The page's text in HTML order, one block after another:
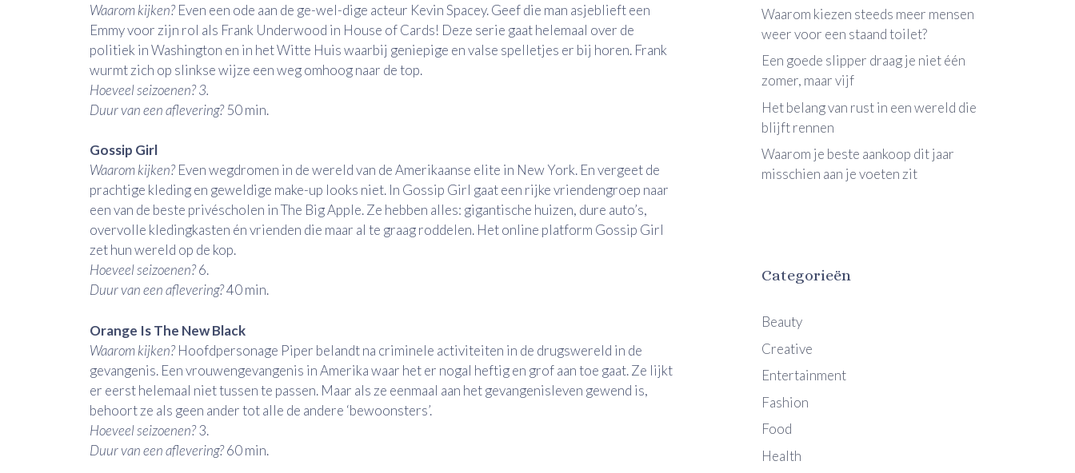
Waarom kijken?Even een ode aan de ge-wel-dige acteur Kevin Spacey. Geef die man asjeblieft een
Emmy voor zijn rol als Frank Underwood in House of Cards! Deze serie gaat helemaal over de
politiek in Washington en in het Witte Huis waarbij geniepige en valse spelletjes er bij horen. Frank
wurmt zich op slinkse wijze een weg omhoog naar de top.
Hoeveel seizoenen?3.
Duur van een aflevering?50 min.
Gossip Girl
Waarom kijken?Even wegdromen in de wereld van de Amerikaanse elite in New York. En vergeet de
prachtige kleding en geweldige make-up looks niet. In Gossip Girl gaat een rijke vriendengroep naar
een van de beste privéscholen in The Big Apple. Ze hebben alles: gigantische huizen, dure auto’s,
overvolle kledingkasten én vrienden die maar al te graag roddelen. Het online platform Gossip Girl
zet hun wereld op de kop.
Hoeveel seizoenen?6.
Duur van een aflevering?40 min.
Orange Is The New Black
Waarom kijken?Hoofdpersonage Piper belandt na criminele activiteiten in de drugswereld in de
gevangenis. Een vrouwengevangenis in Amerika waar het er nogal heftig en grof aan toe gaat. Ze lijkt
er eerst helemaal niet tussen te passen. Maar als ze eenmaal aan het gevangenisleven gewend is,
behoort ze als geen ander tot alle de andere ‘bewoonsters’.
Hoeveel seizoenen?3.
Duur van een aflevering?60 min.
Waarom kiezen steeds meer mensen
weer voor een staand toilet?
Een goede slipper draag je niet één
zomer, maar vijf
Het belang van rust in een wereld die
blijft rennen
Waarom je beste aankoop dit jaar
misschien aan je voeten zit
Categorieën
Beauty
Creative
Entertainment
Fashion
Food
Health